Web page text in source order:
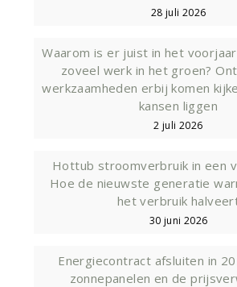
28 juli 2026
Waarom is er juist in het
zoveel werk in het groen?
werkzaamheden erbij komen
kansen liggen
2 juli 2026
Hottub stroomverbruik in een
Hoe de nieuwste generatie
het verbruik
30 juni 2026
Energiecontract afsluiten in
zonnepanelen en de